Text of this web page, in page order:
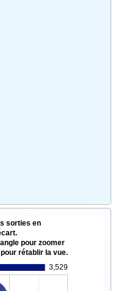
sorties en
pour zoomer
rétablir la vue.
3,529